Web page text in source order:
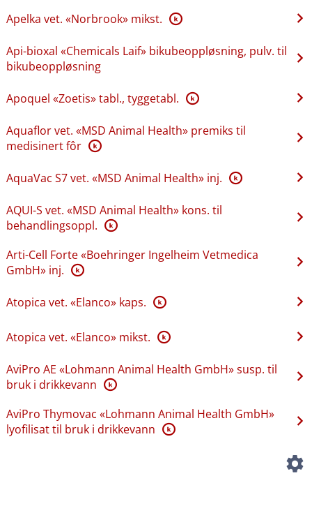
Apelka vet. «Norbrook» mikst. K
Api-bioxal «Chemicals Laif» bikubeoppløsning, pulv. til
bikubeoppløsning
Apoquel «Zoetis» tabl., tyggetabl. K
Aquaflor vet. «MSD Animal Health» premiks til
medisinert fôr K
AquaVac S7 vet. «MSD Animal Health» inj. K
AQUI-S vet. «MSD Animal Health» kons. til
behandlingsoppl. K
Arti-Cell Forte «Boehringer Ingelheim Vetmedica
GmbH» inj. K
Atopica vet. «Elanco» kaps. K
Atopica vet. «Elanco» mikst. K
AviPro AE «Lohmann Animal Health GmbH» susp. til
bruk i drikkevann K
AviPro Thymovac «Lohmann Animal Health GmbH»
lyofilisat til bruk i drikkevann K